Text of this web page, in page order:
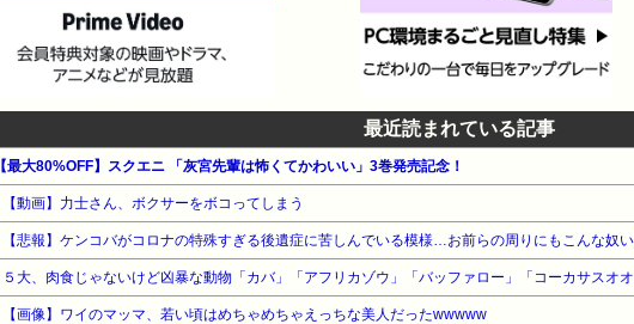
最近読まれている記事
【最大80%OFF】スクエニ 「灰宮先輩は怖くてかわいい」3巻発売記念！
【動画】力士さん、ボクサーをボコってしまう
【悲報】ケンコバがコロナの特殊すぎる後遺症に苦しんでいる模様…お前らの周りにもこんな奴い
５大、肉食じゃないけど凶暴な動物「カバ」「アフリカゾウ」「バッファロー」「コーカサスオオ
【画像】ワイのマッマ、若い頃はめちゃめちゃえっちな美人だったwwwww